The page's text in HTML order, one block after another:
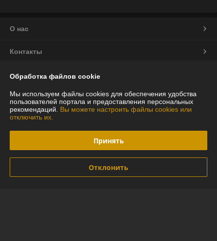
О нас
Контакты
Доставка и оплата
График работы
Полная версия сайта
Политика обработки cookies
Сайт создан на платформе Deal.by
Обработка файлов cookie
Мы используем файлы cookies для обеспечения удобства
пользователей портала и предоставления персональных
рекомендаций. Вы можете настроить файлы cookies или
отключить их.
Принять
Отклонить